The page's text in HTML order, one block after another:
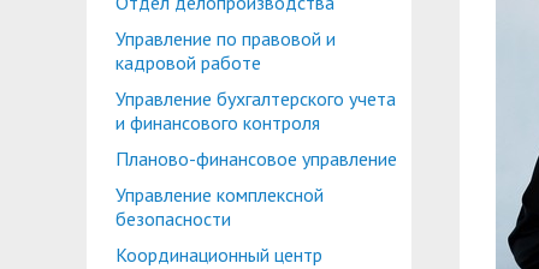
Планово-финансовое управление
Координационный центр
Противодействие коррупции
Охрана труда
Центр по информационной политике и
Управление по административно-
Центр карьеры
Консультационный центр поддержки
Учебно-тренинговый центр
Центр тестирования иностранных граждан
Центр русского языка как иностранного
Управление по правовой и
кадровой работе
Управление бухгалтерского учета
и финансового контроля
Планово-финансовое управление
Управление комплексной
безопасности
Координационный центр